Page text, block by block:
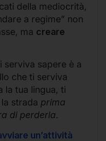
della mediocrità,
a regime” non
ma creare
serviva sapere è a
che ti serviva
la tua lingua, ti
strada prima
di perderla.
un’attività